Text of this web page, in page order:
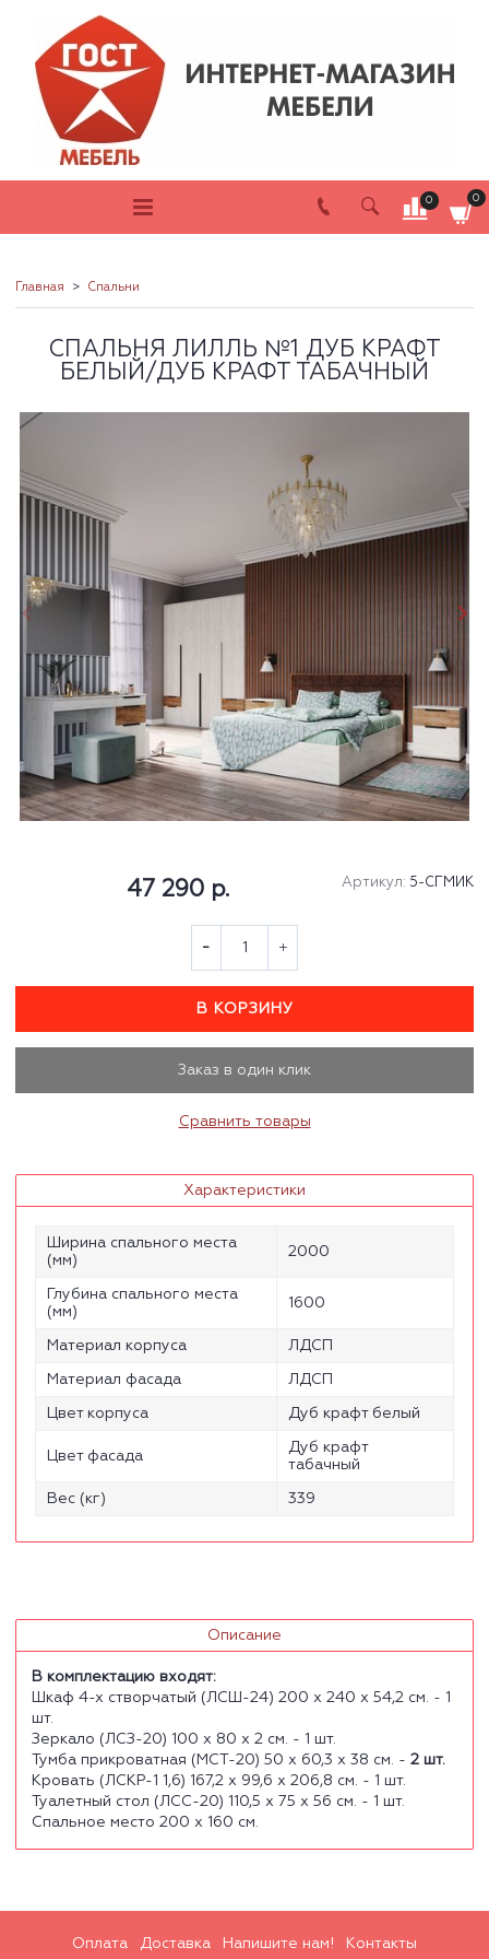
0 0
Главная Спальни
СПАЛЬНЯ ЛИЛЛЬ №1 ДУБ КРАФТ
БЕЛЫЙ/ДУБ КРАФТ ТАБАЧНЫЙ
Артикул: 5-СГМИК
47 290 р.
В КОРЗИНУ
Заказ в один клик
Сравнить товары
Характеристики
Ширина спального места
(мм)
2000
Глубина спального места
(мм)
1600
Материал корпуса ЛДСП
Материал фасада ЛДСП
Цвет корпуса Дуб крафт белый
Цвет фасада
Дуб крафт
табачный
Вес (кг) 339
Описание
В комплектацию входят:
Шкаф 4-х створчатый (ЛСШ-24) 200 х 240 х 54,2 см. - 1
шт.
Зеркало (ЛСЗ-20) 100 х 80 х 2 см. - 1 шт.
Тумба прикроватная (МСТ-20) 50 х 60,3 х 38 см. - 2 шт.
Кровать (ЛСКР-1 1,6) 167,2 х 99,6 х 206,8 см. - 1 шт.
Туалетный стол (ЛСС-20) 110,5 х 75 х 56 см. - 1 шт.
Спальное место 200 х 160 см.
Оплата Доставка Напишите нам! Контакты